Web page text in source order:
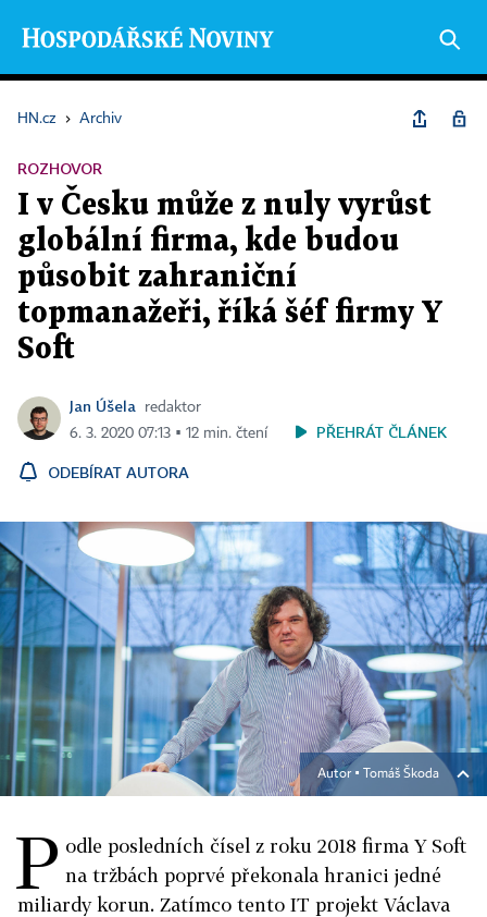
HN.cz › Archiv
ROZHOVOR
I v Česku může z nuly vyrůst
globální firma, kde budou
působit zahraniční
topmanažeři, říká šéf firmy Y
Soft
Jan Úšela
redaktor
6. 3. 2020 07:13 ▪ 12 min. čtení
PŘEHRÁT ČLÁNEK
ODEBÍRAT AUTORA
Autor ▪ Tomáš Škoda
P odle posledních čísel z roku 2018 firma Y Soft
na tržbách poprvé překonala hranici jedné
miliardy korun. Zatímco tento IT projekt Václava